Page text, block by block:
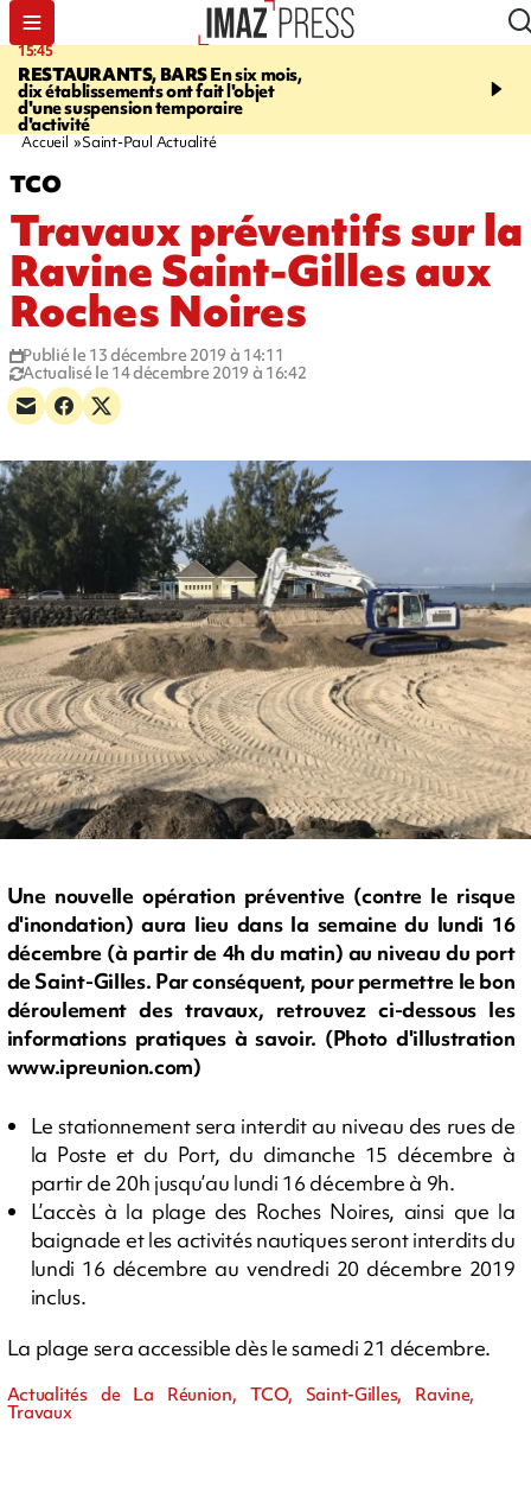
15:45
RESTAURANTS, BARSEn six mois,
dix établissements ont fait l'objet
d'une suspension temporaire
d'activité
17:17
Angeles, un homme vit
Accueil Saint-Paul Actualité
TCO
Travaux préventifs sur la
Ravine Saint-Gilles aux
Roches Noires
Publié le 13 décembre 2019 à 14:11
Actualisé le 14 décembre 2019 à 16:42
Une nouvelle opération préventive (contre le risque
d'inondation) aura lieu dans la semaine du lundi 16
décembre (à partir de 4h du matin) au niveau du port
de Saint-Gilles. Par conséquent, pour permettre le bon
déroulement des travaux, retrouvez ci-dessous les
informations pratiques à savoir. (Photo d'illustration
www.ipreunion.com)
Le stationnement sera interdit au niveau des rues de
la Poste et du Port, du dimanche 15 décembre à
partir de 20h jusqu’au lundi 16 décembre à 9h.
L’accès à la plage des Roches Noires, ainsi que la
baignade et les activités nautiques seront interdits du
lundi 16 décembre au vendredi 20 décembre 2019
inclus.
La plage sera accessible dès le samedi 21 décembre.
Actualités de La Réunion, TCO, Saint-Gilles, Ravine,
Travaux